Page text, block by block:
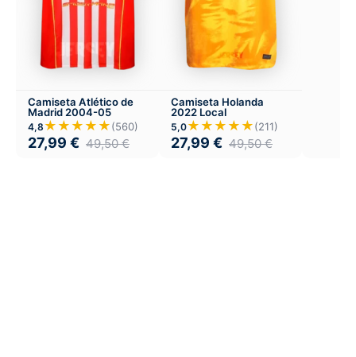
Camiseta Atlético de
Madrid 2004-05
4,8 ★★★★★(560)
27,99 € 49,50€
Camiseta Holanda
2022 Local
5,0★★★★★(211)
27,99 € 49,50€